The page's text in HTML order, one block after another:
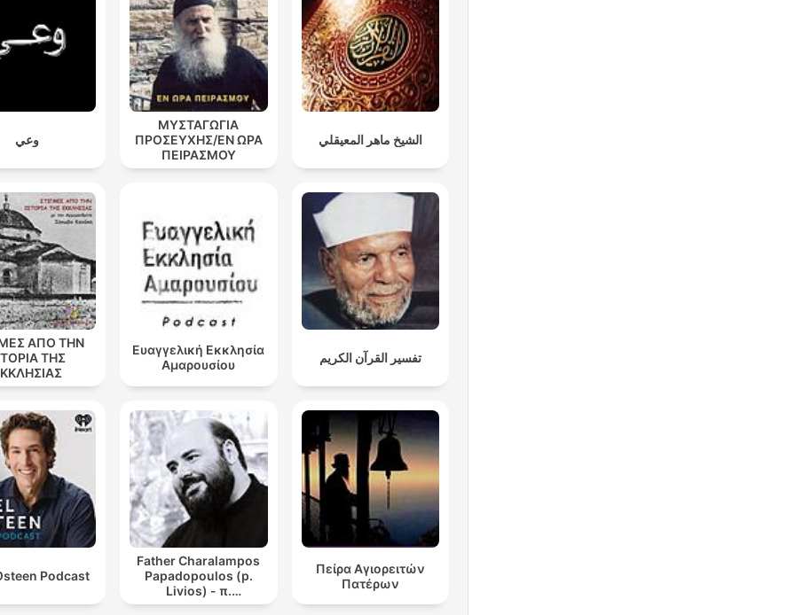
وعي
ΜΥΣΤΑΓΩΓΙΑ
ΠΡΟΣΕΥΧΗΣ/ΕΝ ΩΡΑ
ΠΕΙΡΑΣΜΟΥ
الشيخ ماهر المعيقلي
ΑΠΟ ΤΗΝ
ΤΗΣ
Ευαγγελική Εκκλησία
Αμαρουσίου
تفسير القرآن الكريم
Podcast
Father Charalampos
Papadopoulos (p.
Livios) - π.
Χαράλαμπος
Πείρα Αγιορειτών
Πατέρων